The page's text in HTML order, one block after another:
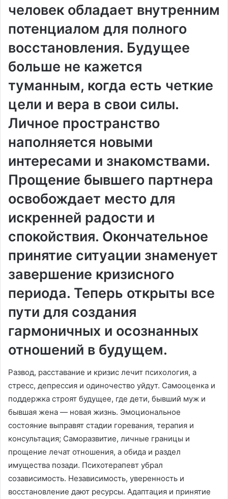
человек обладает внутренним
потенциалом для полного
восстановления. Будущее
больше не кажется
туманным, когда есть четкие
цели и вера в свои силы.
Личное пространство
наполняется новыми
интересами и знакомствами.
Прощение бывшего партнера
освобождает место для
искренней радости и
спокойствия. Окончательное
принятие ситуации знаменует
завершение кризисного
периода. Теперь открыты все
пути для создания
гармоничных и осознанных
отношений в будущем.
Развод, расставание и кризис лечит психология, а
стресс, депрессия и одиночество уйдут. Самооценка и
поддержка строят будущее, где дети, бывший муж и
бывшая жена — новая жизнь. Эмоциональное
состояние выправят стадии горевания, терапия и
консультация; Саморазвитие, личные границы и
прощение лечат отношения, а обида и раздел
имущества позади. Психотерапевт убрал
созависимость. Независимость, уверенность и
восстановление дают ресурсы. Адаптация и принятие